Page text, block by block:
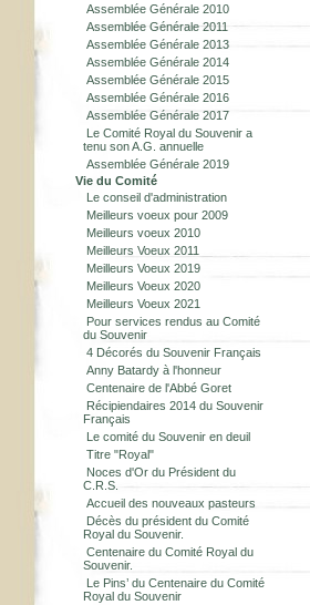
Assemblée Générale 2010
Assemblée Générale 2011
Assemblée Générale 2013
Assemblée Générale 2014
Assemblée Générale 2015
Assemblée Générale 2016
Assemblée Générale 2017
Le Comité Royal du Souvenir a
tenu son A.G. annuelle
Assemblée Générale 2019
Vie du Comité
Le conseil d'administration
Meilleurs voeux pour 2009
Meilleurs voeux 2010
Meilleurs Voeux 2011
Meilleurs Voeux 2019
Meilleurs Voeux 2020
Meilleurs Voeux 2021
Pour services rendus au Comité
du Souvenir
4 Décorés du Souvenir Français
Anny Batardy à l'honneur
Centenaire de l'Abbé Goret
Récipiendaires 2014 du Souvenir
Français
Le comité du Souvenir en deuil
Titre "Royal"
Noces d'Or du Président du
C.R.S.
Accueil des nouveaux pasteurs
Décès du président du Comité
Royal du Souvenir.
Centenaire du Comité Royal du
Souvenir.
Le Pins’ du Centenaire du Comité
Royal du Souvenir